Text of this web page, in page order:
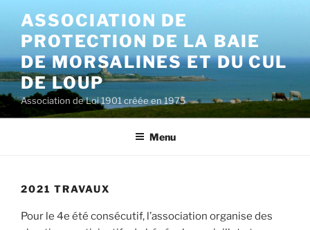
contenu
principal
ASSOCIATION DE
PROTECTION DE LA BAIE
DE MORSALINES ET DU CUL
DE LOUP
Association de Loi 1901 créée en 1975
Menu
2021 TRAVAUX
Pour le 4e été consécutif, l’association organise des